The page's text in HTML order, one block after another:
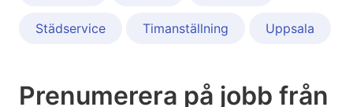
Städservice Timanställning Uppsala
Prenumerera på jobb från